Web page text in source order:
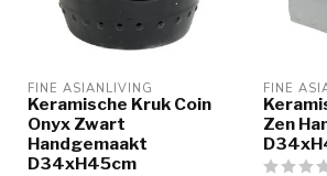
FINE ASIANLIVING
Keramische Kruk Coin
Onyx Zwart
Handgemaakt
D34xH45cm
FINE
Zen